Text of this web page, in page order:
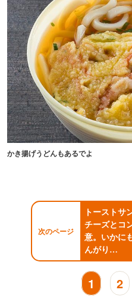
かき揚げうどんもあるでよ
次のページ
トーストサ
チーズとコ
意。いかに
んがり…
1 2